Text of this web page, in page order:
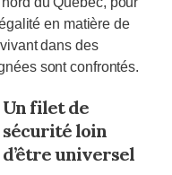
en matière de
dans des
sont confrontés.
Un filet de
sécurité loin
d’être universel